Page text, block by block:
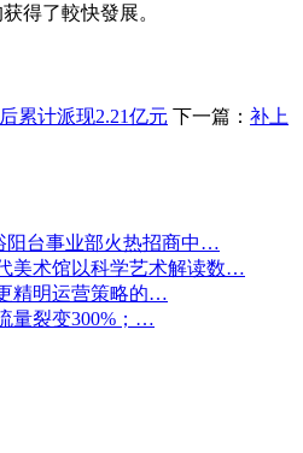
得了較快發展。
累计派现2.21亿元 下一篇： 补上
阳台事业部火热招商中…
美术馆以科学艺术解读数…
精明运营策略的…
量裂变300%；…